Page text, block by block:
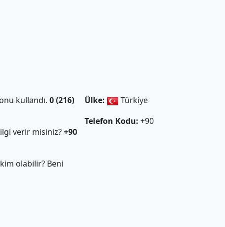
kullandı. 0 (216)
verir misiniz?+90
olabilir? Beni
Ülke:
Türkiye
Telefon Kodu: +90